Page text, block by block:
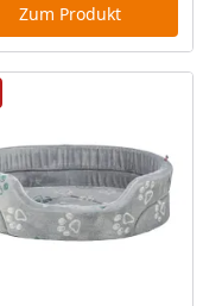
Zum Produkt